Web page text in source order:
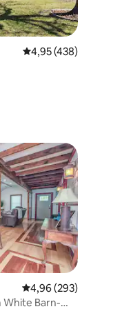
202 Bewertungen
Durchschnittliche
4,95 (438)
473 Bewertungen
Durchschnittliche
4,96 (293)
White Barn-